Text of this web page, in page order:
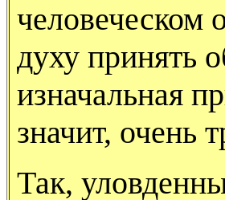
человеческом
духу принять
изначальная
значит, очень
Так,